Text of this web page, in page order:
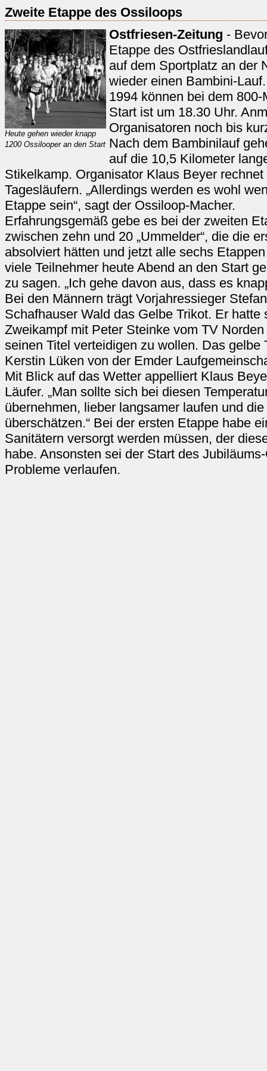
Zweite Etappe des Ossiloops
Heute gehen wieder knapp
1200 Ossilooper an den Start
Ostfriesen-Zeitung -
Etappe des
auf dem Sportplatz an der
wieder einen Bambini-
1994 können bei dem
Start ist um 18.30 Uhr.
Organisatoren noch bis
Nach dem Bambinilauf
auf die 10,5 Kilometer
Stikelkamp. Organisator Klaus Beyer
Tagesläufern. „Allerdings werden es wohl
Etappe sein“, sagt der Ossiloop-Macher.
Erfahrungsgemäß gebe es bei der zweiten
zwischen zehn und 20 „Ummelder“, die die
absolviert hätten und jetzt alle sechs
viele Teilnehmer heute Abend an den Start
zu sagen. „Ich gehe davon aus, dass es
Bei den Männern trägt Vorjahressieger
Schafhauser Wald das Gelbe Trikot. Er hatte
Zweikampf mit Peter Steinke vom TV
seinen Titel verteidigen zu wollen. Das gelbe
Kerstin Lüken von der Emder
Mit Blick auf das Wetter appelliert Klaus
Läufer. „Man sollte sich bei diesen
übernehmen, lieber langsamer laufen und
überschätzen.“ Bei der ersten Etappe habe
Sanitätern versorgt werden müssen, der
habe. Ansonsten sei der Start des
Probleme verlaufen.